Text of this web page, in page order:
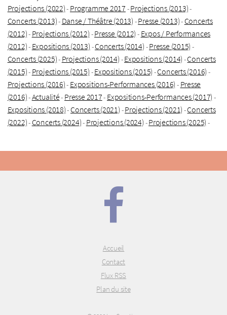
Projections (2022)- Programme 2017 -Projections (2013)-
Concerts (2013)- Danse / Théâtre (2013) -Presse (2013)- Concerts
(2012)- Projections (2012) -Presse (2012) - Expos / Performances
(2012)- Expositions (2013) -Concerts (2014) -Presse (2015) -
Concerts (2025)- Projections (2014) -Expositions (2014) -Concerts
(2015)- Projections (2015) -Expositions (2015) -Concerts (2016) -
Projections (2016)- Expositions-Performances (2016) - Presse
(2016)-Actualité- Presse 2017- Expositions-Performances (2017) -
Expositions (2018)- Concerts (2021) -Projections (2021) -Concerts
(2022)- Concerts (2024)- Projections (2024) -Projections (2025) -
Accueil
Contact
Flux RSS
Plan du site